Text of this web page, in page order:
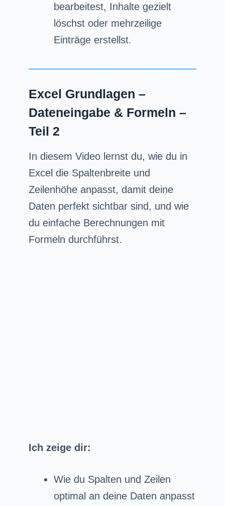
bearbeitest, Inhalte gezielt
löschst oder mehrzeilige
Einträge erstellst.
Excel Grundlagen –
Dateneingabe & Formeln –
Teil 2
In diesem Video lernst du, wie du in
Excel die Spaltenbreite und
Zeilenhöhe anpasst, damit deine
Daten perfekt sichtbar sind, und wie
du einfache Berechnungen mit
Formeln durchführst.
Ich zeige dir:
Wie du Spalten und Zeilen
optimal an deine Daten anpasst